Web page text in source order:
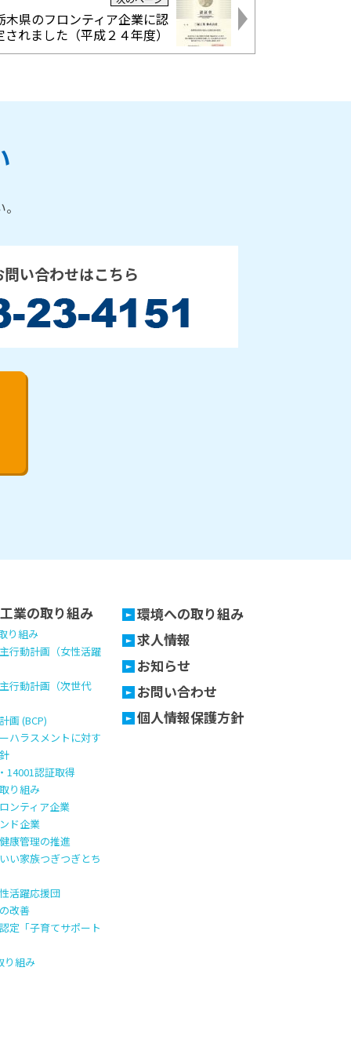
木県のフロンティア企業に認
されました（平成２４年度）
い合わせはこちら
業の取り組み
り組み
行動計画（女性活躍
行動計画（次世代
画 (BCP)
ハラスメントに対す
14001認証取得
り組み
ンティア企業
ド企業
康管理の推進
い家族つぎつぎとち
活躍応援団
改善
定「子育てサポート
り組み
環境への取り組み
求人情報
お知らせ
お問い合わせ
個人情報保護方針